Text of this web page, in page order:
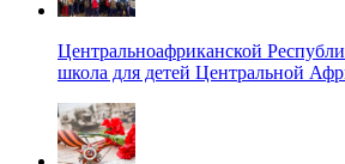
Центральноафриканской
школа для детей Центральной